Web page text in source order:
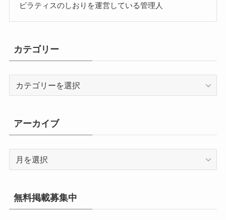
ピラティスのしおりを運営している管理人
カテゴリー
リ
ー
アーカイブ
イ
ブ
無料掲載募集中